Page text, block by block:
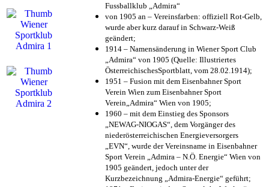
Fussballklub „Admira“
von 1905 an – Vereinsfarben: offiziell Rot-Gelb,
wurde aber kurz darauf in Schwarz-Weiß
geändert;
1914 – Namensänderung in Wiener Sport Club
„Admira“ von 1905 (Quelle: Illustriertes
ÖsterreichischesSportblatt, vom 28.02.1914);
1951 – Fusion mit dem Eisenbahner Sport
Verein Wien zum Eisenbahner Sport
Verein„Admira“ Wien von 1905;
1960 – mit dem Einstieg des Sponsors
„NEWAG-NIOGAS“, dem Vorgänger des
niederösterreichischen Energieversorgers
„EVN“, wurde der Vereinsname in Eisenbahner
Sport Verein „Admira – N.Ö. Energie“ Wien von
1905 geändert, jedoch unter der
Kurzbezeichnung „Admira-Energie“ geführt;